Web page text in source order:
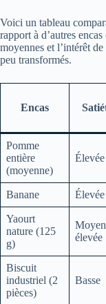
Voici un tableau
rapport à d’autres
moyennes et l’intérêt
peu transformés.
Encas
Pomme
entière
(moyenne)
Élevée
Banane Élevée
Yaourt
nature (125
g)
élevée
Biscuit
industriel (2
pièces)
Basse